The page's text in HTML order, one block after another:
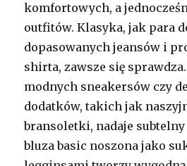
komfortowych, a
outfitów. Klasyka, jak para
dopasowanych jeansów i
shirta, zawsze się
modnych sneakersów czy
dodatków, takich jak
bransoletki, nadaje subtelny
bluza basic noszona jako